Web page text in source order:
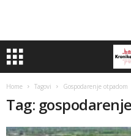
Home Tagovi Gospodarenje otpadom
Tag: